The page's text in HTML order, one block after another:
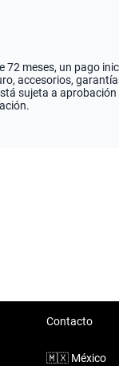
meses, un pago
accesorios,
sujeta a
Contacto
🇲🇽 México